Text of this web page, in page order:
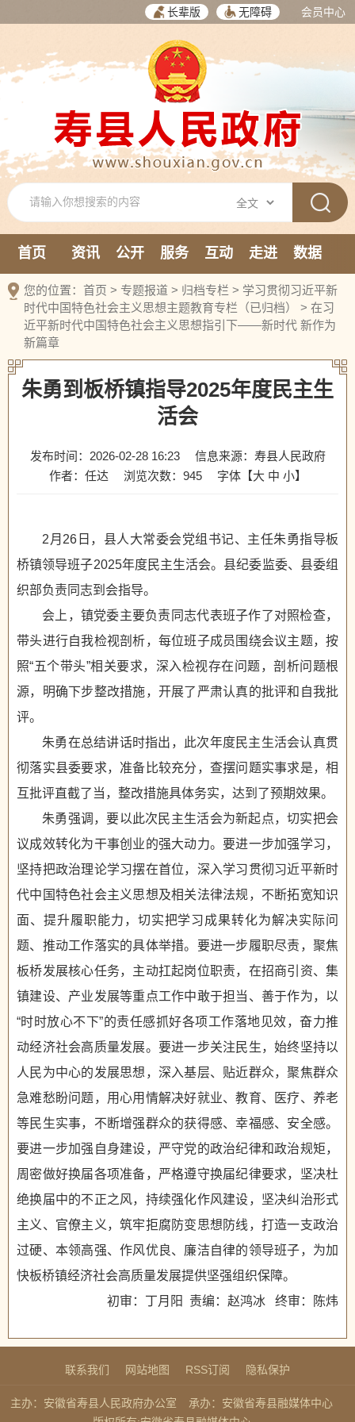
长辈版 无障碍 会员中心
首页 资讯 公开 服务 互动 走进
数据
新媒体
您的位置： 首页 > 专题报道 > 归档专栏 > 学习贯彻习近平新
时代中国特色社会主义思想主题教育专栏（已归档）
> 在习
近平新时代中国特色社会主义思想指引下——新时代 新作为
新篇章
朱勇到板桥镇指导2025年度民主生
活会
发布时间：2026-02-28 16:23
信息来源：寿县人民政府
作者：任达
浏览次数： 945 字体【大 中 小】
2月26日，县人大常委会党组书记、主任朱勇指导板
桥镇领导班子2025年度民主生活会。县纪委监委、县委组
织部负责同志到会指导。
会上，镇党委主要负责同志代表班子作了对照检查，
带头进行自我检视剖析，每位班子成员围绕会议主题，按
照“五个带头”相关要求，深入检视存在问题，剖析问题根
源，明确下步整改措施，开展了严肃认真的批评和自我批
评。
朱勇在总结讲话时指出，此次年度民主生活会认真贯
彻落实县委要求，准备比较充分，查摆问题实事求是，相
互批评直截了当，整改措施具体务实，达到了预期效果。
朱勇强调，要以此次民主生活会为新起点，切实把会
议成效转化为干事创业的强大动力。要进一步加强学习，
坚持把政治理论学习摆在首位，深入学习贯彻习近平新时
代中国特色社会主义思想及相关法律法规，不断拓宽知识
面、提升履职能力，切实把学习成果转化为解决实际问
题、推动工作落实的具体举措。要进一步履职尽责，聚焦
板桥发展核心任务，主动扛起岗位职责，在招商引资、集
镇建设、产业发展等重点工作中敢于担当、善于作为，以
“时时放心不下”的责任感抓好各项工作落地见效，奋力推
动经济社会高质量发展。要进一步关注民生，始终坚持以
人民为中心的发展思想，深入基层、贴近群众，聚焦群众
急难愁盼问题，用心用情解决好就业、教育、医疗、养老
等民生实事，不断增强群众的获得感、幸福感、安全感。
要进一步加强自身建设，严守党的政治纪律和政治规矩，
周密做好换届各项准备，严格遵守换届纪律要求，坚决杜
绝换届中的不正之风，持续强化作风建设，坚决纠治形式
主义、官僚主义，筑牢拒腐防变思想防线，打造一支政治
过硬、本领高强、作风优良、廉洁自律的领导班子，为加
快板桥镇经济社会高质量发展提供坚强组织保障。
初审：丁月阳 责编：赵鸿冰 终审：陈炜
联系我们 网站地图 RSS订阅 隐私保护
主办：安徽省寿县人民政府办公室
承办：安徽省寿县融媒体中心